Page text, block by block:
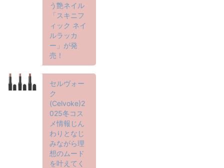
う艶ネイル
「スキニフ
ィック ネイ
ルラッカ
ー」が発
売！
セルヴォー
ク
(Celvoke)2
025冬コス
メ情報じん
わりとなじ
みながら理
想のムード
を叶えてく